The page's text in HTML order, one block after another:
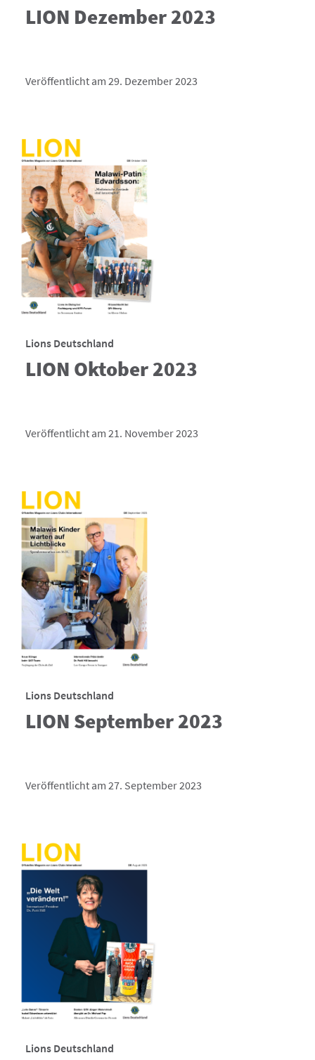
LION Dezember 2023
Veröffentlicht am 29. Dezember 2023
Lions Deutschland
LION Oktober 2023
Veröffentlicht am 21. November 2023
Lions Deutschland
LION September 2023
Veröffentlicht am 27. September 2023
Lions Deutschland